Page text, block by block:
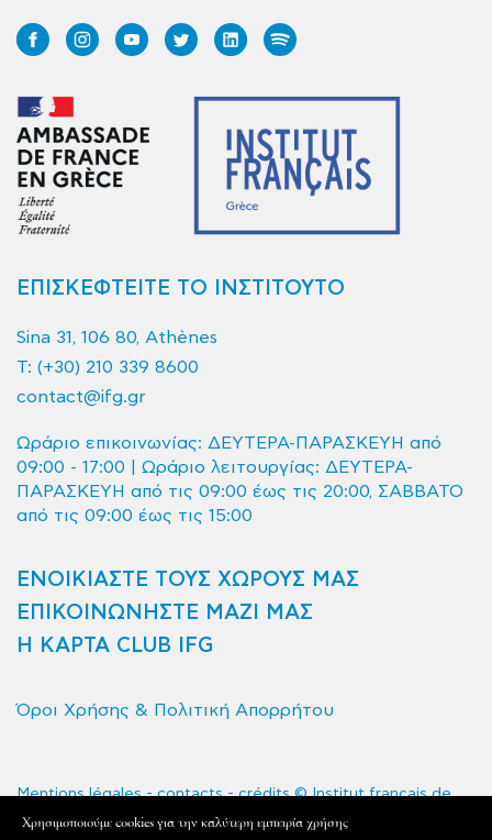
ΕΠΙΣΚΕΦΤΕΙΤΕ ΤΟ ΙΝΣΤΙΤΟΥΤΟ
Sina 31, 106 80, Athènes
T: (+30) 210 339 8600
contact@ifg.gr
Ωράριο επικοινωνίας: ΔΕΥΤΕΡΑ-ΠΑΡΑΣΚΕΥΗ από
09:00 - 17:00 | Ωράριο λειτουργίας: ΔΕΥΤΕΡΑ-
ΠΑΡΑΣΚΕΥΗ από τις 09:00 έως τις 20:00, ΣΑΒΒΑΤΟ
από τις 09:00 έως τις 15:00
ΕΝΟΙΚΙΑΣΤΕ ΤΟΥΣ ΧΩΡΟΥΣ ΜΑΣ
ΕΠΙΚΟΙΝΩΝΗΣΤΕ ΜΑΖΙ ΜΑΣ
Η ΚΑΡΤΑ CLUB IFG
Όροι Χρήσης & Πολιτική Απορρήτου
Mentions légales - contacts - crédits © Institut français de
Grèce 2020 - Tous droits réservés
L'Institut français de Grèce est le service de coopération et
Xρησιμοποιούμε cookies για την καλύτερη εμπειρία χρήσης